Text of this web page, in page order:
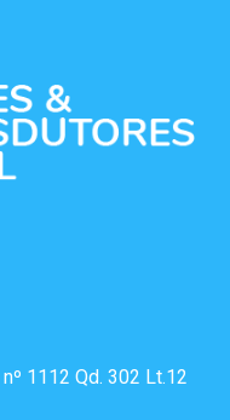
1112 Qd. 302 Lt.12